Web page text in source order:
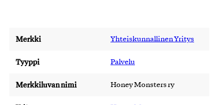
Merkki Yhteiskunnallinen Yritys
Tyyppi Palvelu
Merkkiluvan nimi Honey Monsters ry